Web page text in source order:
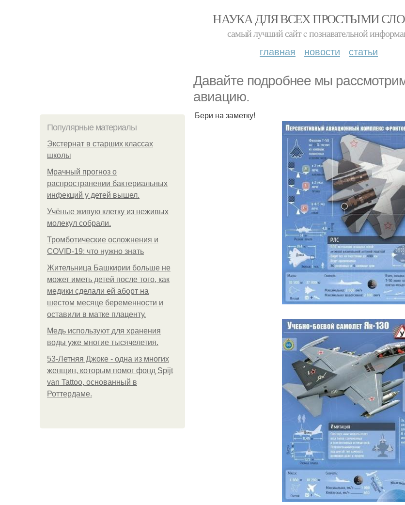
НАУКА ДЛЯ ВСЕХ ПРОСТЫМИ
самый лучший сайт c познавательной
главная новости статьи
Давайте подробнее мы
авиацию.
Популярные материалы
Экстернат в старших классах
школы
Мрачный прогноз о
распространении бактериальных
инфекций у детей вышел.
Учёные живую клетку из неживых
молекул собрали.
Тромботические осложнения и
COVID-19: что нужно знать
Жительница Башкирии больше не
может иметь детей после того, как
медики сделали ей аборт на
шестом месяце беременности и
оставили в матке плаценту.
Медь используют для хранения
воды уже многие тысячелетия.
53-Летняя Джоке - одна из многих
женщин, которым помог фонд Spijt
van Tattoo, основанный в
Роттердаме.
Бери на заметку!